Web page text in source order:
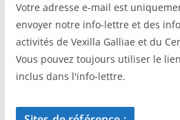
Votre adresse e-mail est
envoyer notre info-lettre et des
activités de Vexilla Galliae et du
Vous pouvez toujours utiliser le
inclus dans l'info-lettre.